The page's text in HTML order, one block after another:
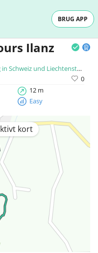
BRUG APP
Ilanz
Schweiz und Liechtenstein
0
12 m
Easy
kort